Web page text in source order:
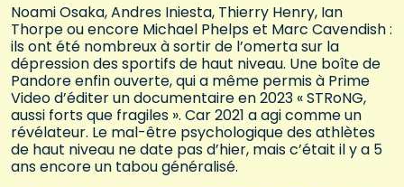
Noami Osaka, Andres Iniesta, Thierry Henry, Ian
Thorpe ou encore Michael Phelps et Marc Cavendish :
ils ont été nombreux à sortir de l’omerta sur la
dépression des sportifs de haut niveau. Une boîte de
Pandore enfin ouverte, qui a même permis à Prime
Video d’éditer un documentaire en 2023 « STRoNG,
aussi forts que fragiles ». Car 2021 a agi comme un
révélateur. Le mal-être psychologique des athlètes
de haut niveau ne date pas d’hier, mais c’était il y a 5
ans encore un tabou généralisé.